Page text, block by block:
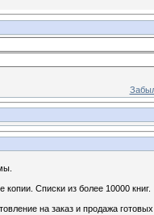
Списки из более 10000 книг.
на заказ и продажа